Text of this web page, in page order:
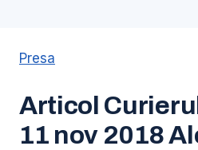
content
Presa
Articol
11 nov 2018